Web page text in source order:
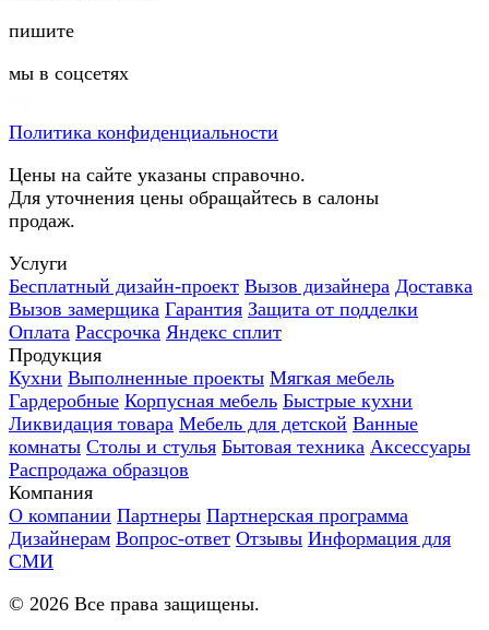
пишите
мы в соцсетях
Политика конфиденциальности
Цены на сайте указаны справочно.
Для уточнения цены обращайтесь в салоны
продаж.
Услуги
Бесплатный дизайн-проект Вызов дизайнера Доставка
Вызов замерщика Гарантия Защита от подделки
Оплата Рассрочка Яндекс сплит
Продукция
Кухни Выполненные проекты Мягкая мебель
Гардеробные Корпусная мебель Быстрые кухни
Ликвидация товара Мебель для детской Ванные
комнаты Столы и стулья Бытовая техника Аксессуары
Распродажа образцов
Компания
О компании Партнеры Партнерская программа
Дизайнерам Вопрос-ответ Отзывы Информация для
СМИ
© 2026 Все права защищены.